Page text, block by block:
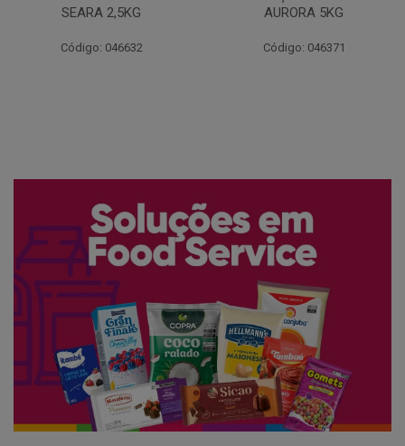
AURORA 5KG
Código: 046371
FATIADO PAKAN 200G
Código: 061522